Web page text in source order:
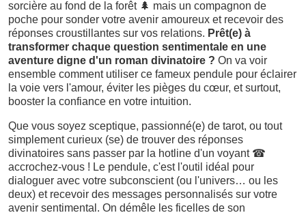
sorcière au fond de la forêt 🌲 mais un compagnon de
poche pour sonder votre avenir amoureux et recevoir des
réponses croustillantes sur vos relations. Prêt(e) à
transformer chaque question sentimentale en une
aventure digne d'un roman divinatoire ? On va voir
ensemble comment utiliser ce fameux pendule pour éclairer
la voie vers l'amour, éviter les pièges du cœur, et surtout,
booster la confiance en votre intuition.
Que vous soyez sceptique, passionné(e) de tarot, ou tout
simplement curieux (se) de trouver des réponses
divinatoires sans passer par la hotline d'un voyant ☎
accrochez-vous ! Le pendule, c'est l'outil idéal pour
dialoguer avec votre subconscient (ou l'univers… ou les
deux) et recevoir des messages personnalisés sur votre
avenir sentimental. On démêle les ficelles de son